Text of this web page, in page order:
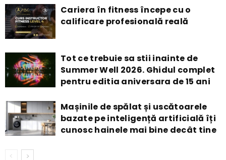
Cariera în fitness începe cu o
calificare profesională reală
Tot ce trebuie sa stii inainte de
Summer Well 2026. Ghidul complet
pentru editia aniversara de 15 ani
Mașinile de spălat și uscătoarele
bazate pe inteligență artificială îți
cunosc hainele mai bine decât tine